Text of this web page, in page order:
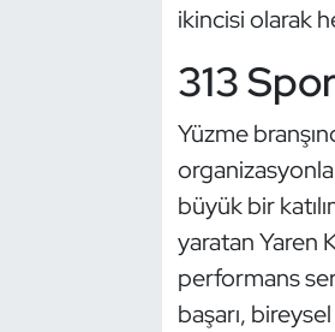
ikincisi olarak
313
Yüzme
büyük bir
yaratan Yaren
performans
başarı,
İşitme Engelli Sporcular
Judo ve Kuraş
Kano ve Rafting